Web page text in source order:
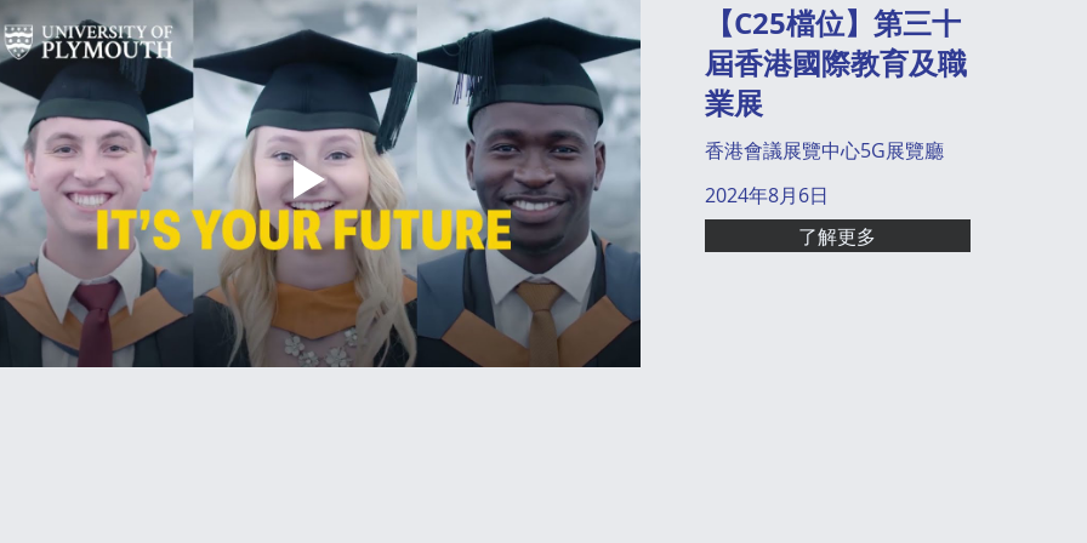
【C25檔位】第三十
屆香港國際教育及職
業展
香港會議展覽中心5G展覽廳
2024年8月6日
了解更多